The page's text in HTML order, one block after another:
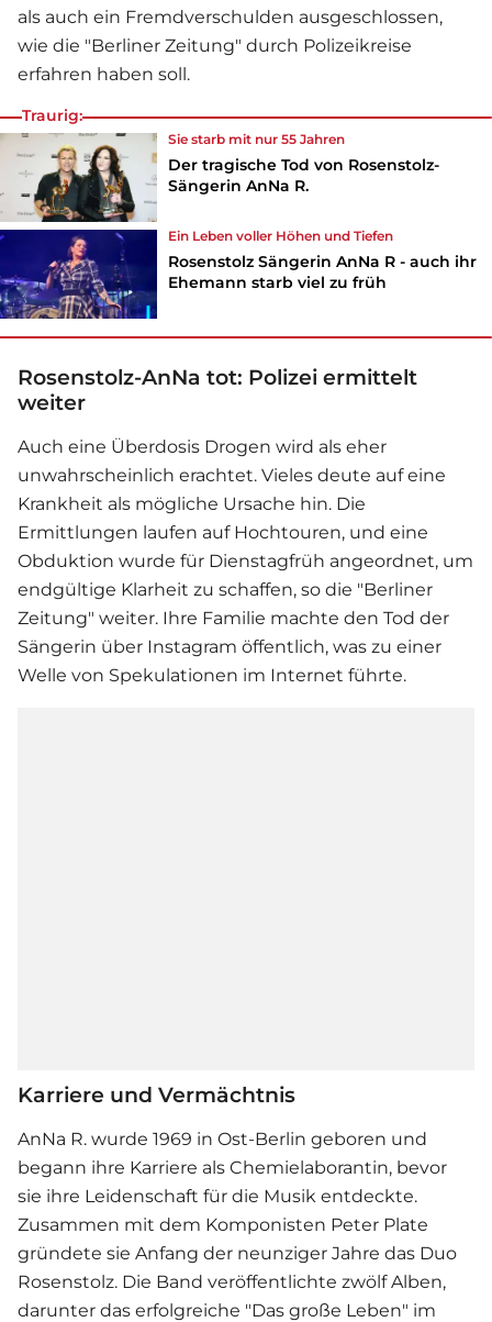
als auch ein Fremdverschulden ausgeschlossen,
wie die "Berliner Zeitung" durch Polizeikreise
erfahren haben soll.
Traurig:
Sie starb mit nur 55 Jahren
Der tragische Tod von Rosenstolz-
Sängerin AnNa R.
Ein Leben voller Höhen und Tiefen
Rosenstolz Sängerin AnNa R - auch ihr
Ehemann starb viel zu früh
Rosenstolz-AnNa tot: Polizei ermittelt
weiter
Auch eine Überdosis Drogen wird als eher
unwahrscheinlich erachtet. Vieles deute auf eine
Krankheit als mögliche Ursache hin. Die
Ermittlungen laufen auf Hochtouren, und eine
Obduktion wurde für Dienstagfrüh angeordnet, um
endgültige Klarheit zu schaffen, so die "Berliner
Zeitung" weiter. Ihre Familie machte den Tod der
Sängerin über Instagram öffentlich, was zu einer
Welle von Spekulationen im Internet führte.
Karriere und Vermächtnis
AnNa R. wurde 1969 in Ost-Berlin geboren und
begann ihre Karriere als Chemielaborantin, bevor
sie ihre Leidenschaft für die Musik entdeckte.
Zusammen mit dem Komponisten Peter Plate
gründete sie Anfang der neunziger Jahre das Duo
Rosenstolz. Die Band veröffentlichte zwölf Alben,
darunter das erfolgreiche "Das große Leben" im